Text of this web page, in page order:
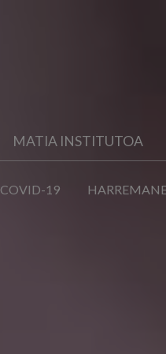
MATIA INSTITUTOA
COVID-19